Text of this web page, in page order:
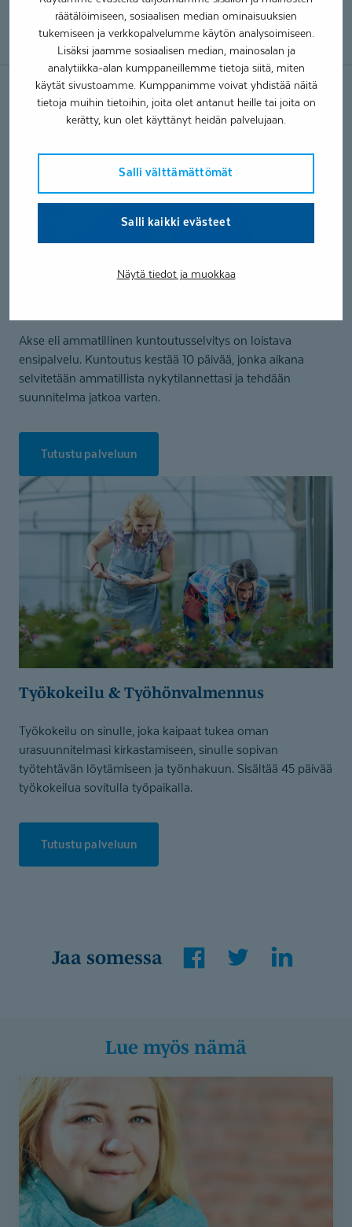
räätälöimiseen, sosiaalisen median ominaisuuksien
tukemiseen ja verkkopalvelumme käytön analysoimiseen.
Lisäksi jaamme sosiaalisen median, mainosalan ja
analytiikka-alan kumppaneillemme tietoja siitä, miten
käytät sivustoamme. Kumppanimme voivat yhdistää näitä
tietoja muihin tietoihin, joita olet antanut heille tai joita on
kerätty, kun olet käyttänyt heidän palvelujaan.
Salli välttämättömät
Salli kaikki evästeet
Näytä tiedot ja muokkaa
Kysy Aksesta viestillä
Akse eli ammatillinen kuntoutusselvitys on loistava
ensipalvelu. Kuntoutus kestää 10 päivää, jonka aikana
selvitetään ammatillista nykytilannettasi ja tehdään
suunnitelma jatkoa varten.
Tutustu palveluun
Työkokeilu & Työhönvalmennus
Työkokeilu on sinulle, joka kaipaat tukea oman
urasuunnitelmasi kirkastamiseen, sinulle sopivan
työtehtävän löytämiseen ja työnhakuun. Sisältää 45 päivää
työkokeilua sovitulla työpaikalla.
Tutustu palveluun
Jaa somessa
Lue myös nämä
Kipusairauksien
kanssa
elävä
Erika
–
”Aksesta
sain
varmuutta